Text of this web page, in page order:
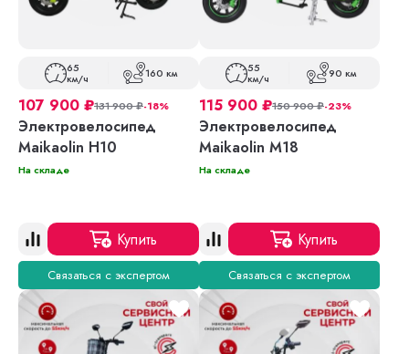
65
км/ч 160 км
107 900 ₽131 900₽-18%
Электровелосипед
Maikaolin H10
На складе
Купить
Связаться с экспертом
55
км/ч 90 км
115 900 ₽150 900₽-23%
Электровелосипед
Maikaolin M18
На складе
Купить
Связаться с экспертом